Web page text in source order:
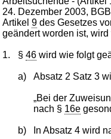
24. Dezember 2003,
Artikel9 des Gesetzes
geändert worden ist,
1. §46 wird wie folgt
a) Absatz 2 Satz 3
„Bei der
nach § 16e
b) In Absatz 4 wird